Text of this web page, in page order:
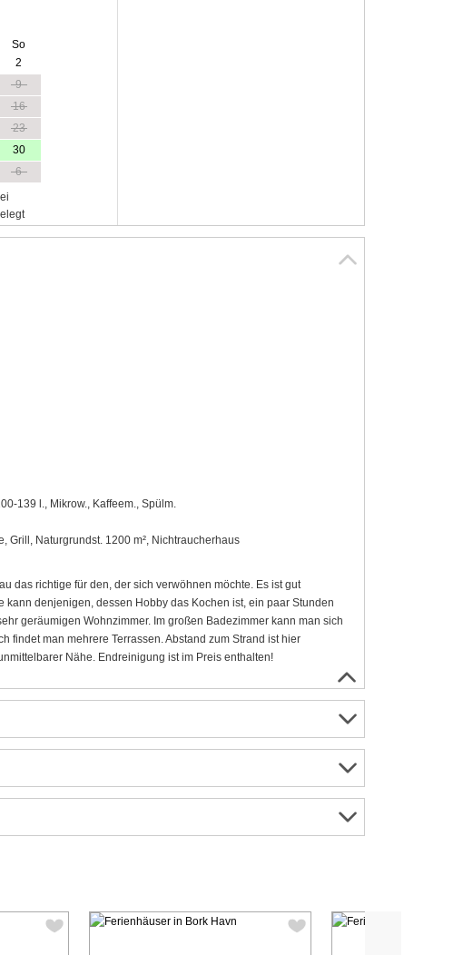
So
2
9
16
23
30
6
139 l., Mikrow., Kaffeem., Spülm.
Grill, Naturgrundst. 1200 m², Nichtraucherhaus
das richtige für den, der sich verwöhnen möchte. Es ist gut
denjenigen, dessen Hobby das Kochen ist, ein paar Stunden
geräumigen Wohnzimmer. Im großen Badezimmer kann man sich
findet man mehrere Terrassen. Abstand zum Strand ist hier
Nähe. Endreinigung ist im Preis enthalten!